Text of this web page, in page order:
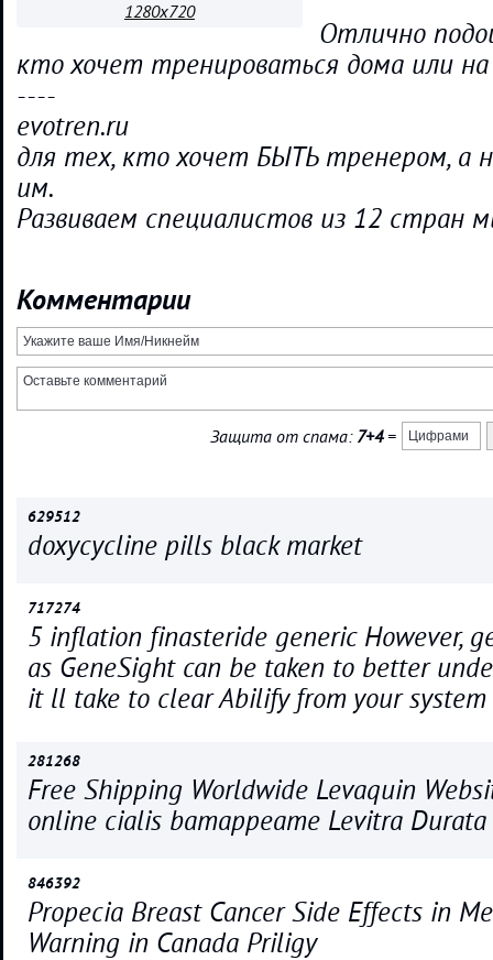
1280x720
Отлично
кто хочет тренироваться дома или на
----
evotren.ru
для тех, кто хочет БЫТЬ тренером, а
им.
Развиваем специалистов из 12 стран
Комментарии
Защита от спама: 7+4=
629512
doxycycline pills black market
717274
5 inflation finasteride generic However,
as GeneSight can be taken to better
it ll take to clear Abilify from your system
281268
Free Shipping Worldwide Levaquin
online cialis bamappeame Levitra Durata
846392
Propecia Breast Cancer Side Effects in
Warning in Canada Priligy